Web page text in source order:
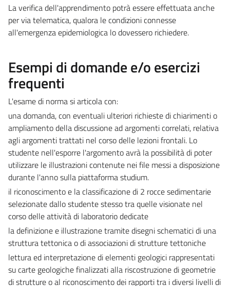
La verifica dell'apprendimento potrà essere effettuata anche
per via telematica, qualora le condizioni connesse
all'emergenza epidemiologica lo dovessero richiedere.
Esempi di domande e/o esercizi
frequenti
L'esame di norma si articola con:
una domanda, con eventuali ulteriori richieste di chiarimenti o
ampliamento della discussione ad argomenti correlati, relativa
agli argomenti trattati nel corso delle lezioni frontali. Lo
studente nell'esporre l'argomento avrà la possibilità di poter
utilizzare le illustrazioni contenute nei file messi a disposizione
durante l'anno sulla piattaforma studium.
il riconoscimento e la classificazione di 2 rocce sedimentarie
selezionate dallo studente stesso tra quelle visionate nel
corso delle attività di laboratorio dedicate
la definizione e illustrazione tramite disegni schematici di una
struttura tettonica o di associazioni di strutture tettoniche
lettura ed interpretazione di elementi geologici rappresentati
su carte geologiche finalizzati alla riscostruzione di geometrie
di strutture o al riconoscimento dei rapporti tra i diversi livelli di